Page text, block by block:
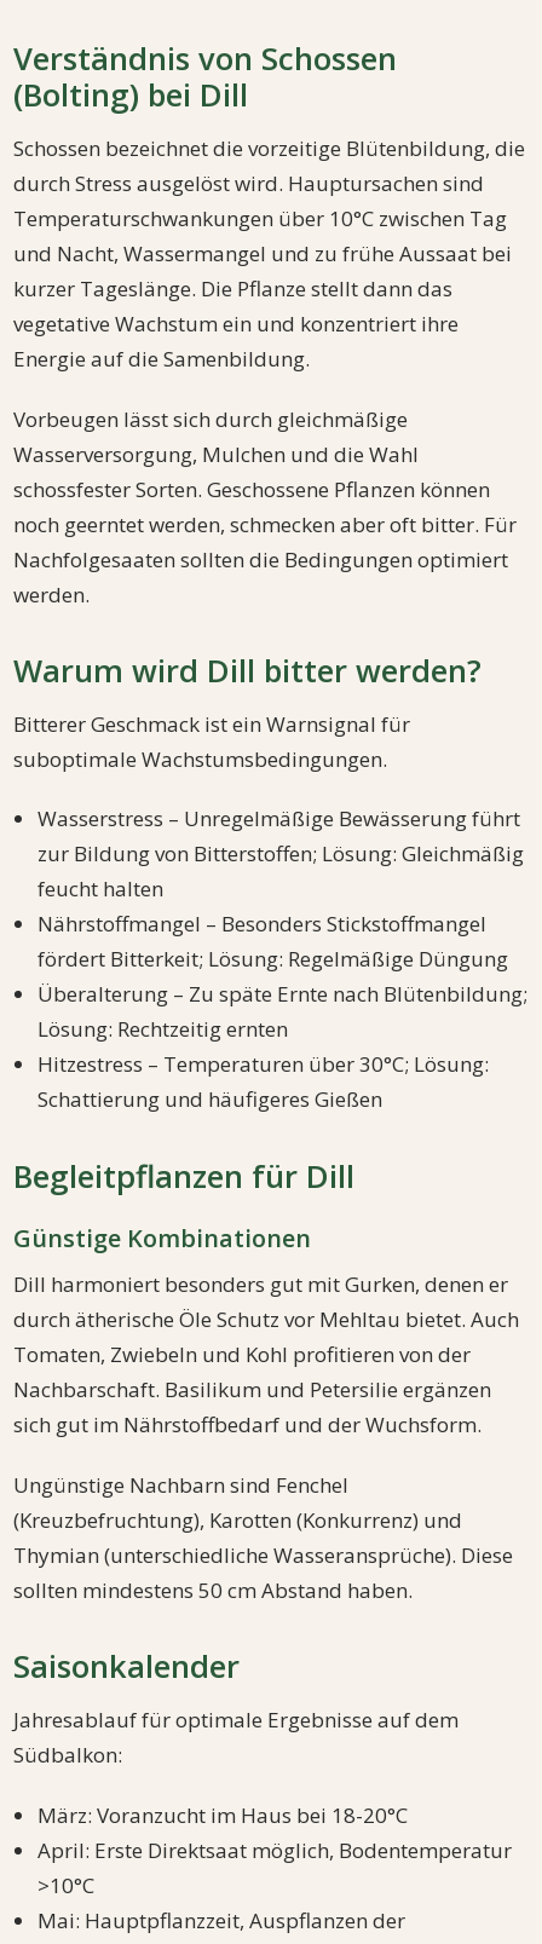
Verständnis von Schossen
(Bolting) bei Dill
Schossen bezeichnet die vorzeitige Blütenbildung, die
durch Stress ausgelöst wird. Hauptursachen sind
Temperaturschwankungen über 10°C zwischen Tag
und Nacht, Wassermangel und zu frühe Aussaat bei
kurzer Tageslänge. Die Pflanze stellt dann das
vegetative Wachstum ein und konzentriert ihre
Energie auf die Samenbildung.
Vorbeugen lässt sich durch gleichmäßige
Wasserversorgung, Mulchen und die Wahl
schossfester Sorten. Geschossene Pflanzen können
noch geerntet werden, schmecken aber oft bitter. Für
Nachfolgesaaten sollten die Bedingungen optimiert
werden.
Warum wird Dill bitter werden?
Bitterer Geschmack ist ein Warnsignal für
suboptimale Wachstumsbedingungen.
Wasserstress – Unregelmäßige Bewässerung führt
zur Bildung von Bitterstoffen; Lösung: Gleichmäßig
feucht halten
Nährstoffmangel – Besonders Stickstoffmangel
fördert Bitterkeit; Lösung: Regelmäßige Düngung
Überalterung – Zu späte Ernte nach Blütenbildung;
Lösung: Rechtzeitig ernten
Hitzestress – Temperaturen über 30°C; Lösung:
Schattierung und häufigeres Gießen
Begleitpflanzen für Dill
Günstige Kombinationen
Dill harmoniert besonders gut mit Gurken, denen er
durch ätherische Öle Schutz vor Mehltau bietet. Auch
Tomaten, Zwiebeln und Kohl profitieren von der
Nachbarschaft. Basilikum und Petersilie ergänzen
sich gut im Nährstoffbedarf und der Wuchsform.
Ungünstige Nachbarn sind Fenchel
(Kreuzbefruchtung), Karotten (Konkurrenz) und
Thymian (unterschiedliche Wasseransprüche). Diese
sollten mindestens 50 cm Abstand haben.
Saisonkalender
Jahresablauf für optimale Ergebnisse auf dem
Südbalkon:
März: Voranzucht im Haus bei 18-20°C
April: Erste Direktsaat möglich, Bodentemperatur
>10°C
Mai: Hauptpflanzzeit, Auspflanzen der